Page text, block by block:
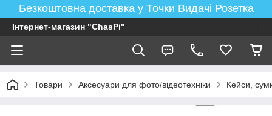
Безкоштовна доставка у Точки Видачі Розетка
Інтернет-магазин "ChasPi"
Товари Аксесуари для фото/відеотехніки Кейси,